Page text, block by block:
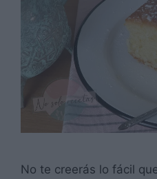
No te creerás lo fácil